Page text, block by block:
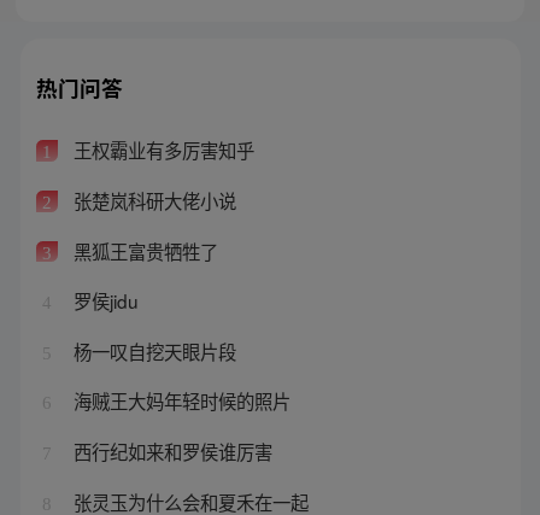
热门问答
1 王权霸业有多厉害知乎
2 张楚岚科研大佬小说
3 黑狐王富贵牺牲了
4 罗侯jidu
5 杨一叹自挖天眼片段
6 海贼王大妈年轻时候的照片
7 西行纪如来和罗侯谁厉害
8 张灵玉为什么会和夏禾在一起